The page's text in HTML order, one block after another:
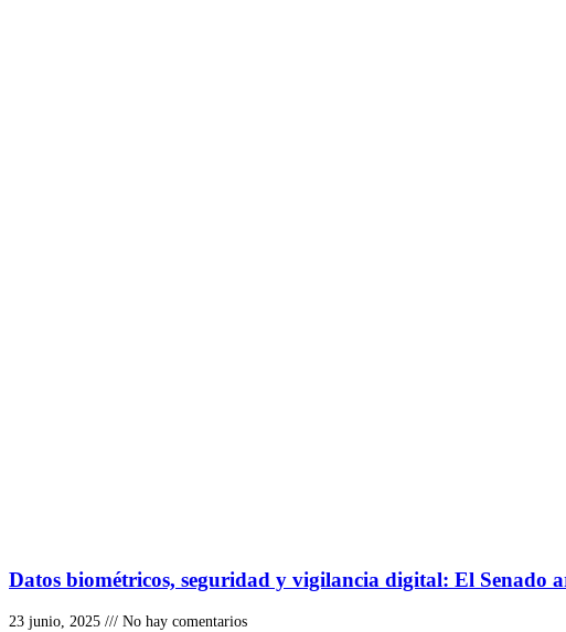
Datos biométricos, seguridad y vigilancia digital: El Senado
23 junio, 2025 No hay comentarios